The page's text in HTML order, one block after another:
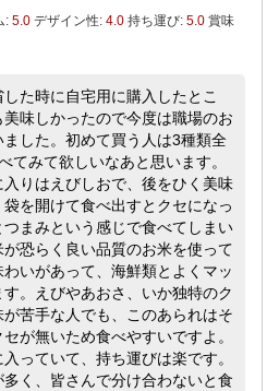
: 5.0 デザイン性: 4.0 持ち運び: 5.0 賞味
した時に自宅用に購入したとこ
美味しかったので今度は職場のお
ました。初めて買う人は3種類全
てみて欲しいなあと思います。
入りはえびしおで、後をひく美味
袋を開けて食べ出すとクセになっ
つまみという感じで食べてしまい
が恐らく良い品質のお米を使って
わいがあって、海鮮類とよくマッ
。えびやあおさ、いか独特のク
が苦手な人でも、このあられはそ
が無いため食べやすいですよ。
っていて、持ち運びは楽です。
く、皆さんで分け合わないと食